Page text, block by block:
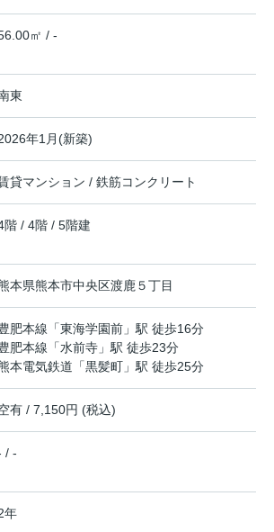
㎡ / -
東
年1月(新築)
貸マンション / 鉄筋コンクリート
階 / 4階 / 5階建
本県熊本市中央区渡鹿５丁目
肥本線 「東海学園前 」駅 徒歩16分
肥本線 「水前寺 」駅 徒歩23分
本電気鉄道 「黒髪町 」駅 徒歩25分
有 / 7,150円 (税込)
/ -
年